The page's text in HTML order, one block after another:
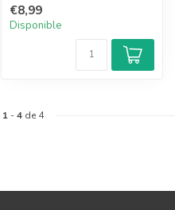
€8,99
Disponible
1 -4 de 4